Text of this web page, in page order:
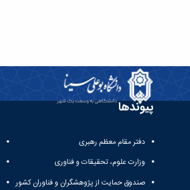
پیوندها
دفتر مقام معظم رهبری
وزارت علوم، تحقیقات و فناوری
صندوق حمایت از پژوهشگران و فناوران کشور